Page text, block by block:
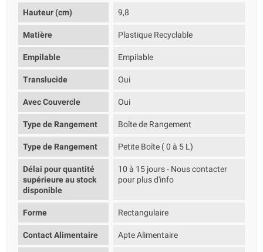
Hauteur (cm) 9,8
Matière Plastique Recyclable
Empilable Empilable
Translucide Oui
Avec Couvercle Oui
Type de Rangement Boîte de Rangement
Type de Rangement Petite Boîte ( 0 à 5 L)
Délai pour quantité
supérieure au stock
disponible
10 à 15 jours - Nous contacter
pour plus d'info
Forme Rectangulaire
Contact Alimentaire Apte Alimentaire